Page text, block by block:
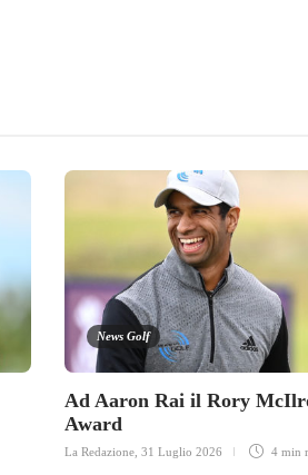
News Golf
Ad Aaron Rai il Rory
Award
La Redazione 31 Luglio 2026 4 min